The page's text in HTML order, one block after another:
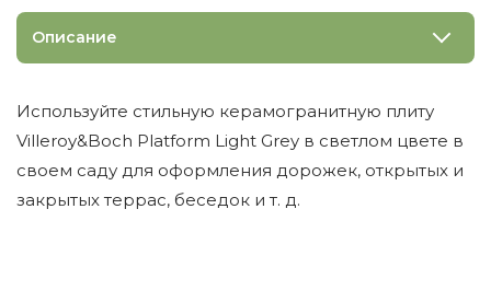
Описание
Используйте стильную керамогранитную плиту
Villeroy&Boch Platform Light Grey в светлом цвете в
своем саду для оформления дорожек, открытых и
закрытых террас, беседок и т. д.